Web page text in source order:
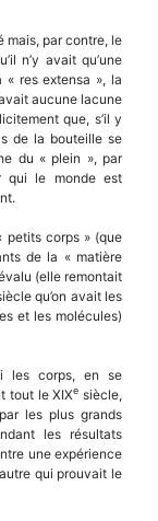
mais, par contre, le
n’y avait qu’une
« res extensa », la
aucune lacune
que, s’il y
de la bouteille se
du « plein », par
qui le monde est
petits corps » (que
de la « matière
(elle remontait
qu’on avait les
et les molécules)
les corps, en se
tout le XIXe siècle,
les plus grands
les résultats
une expérience
qui prouvait le